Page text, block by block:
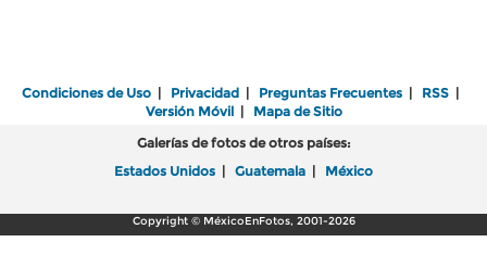
Condiciones de Uso | Privacidad | Preguntas Frecuentes | RSS |
Versión Móvil| Mapa de Sitio
Galerías de fotos de otros países:
Estados Unidos | Guatemala | México
Copyright © MéxicoEnFotos, 2001-2026